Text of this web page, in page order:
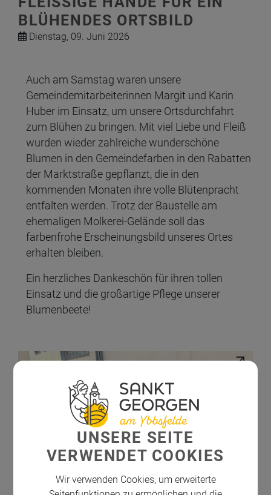
LÜHENDES ORTSBILD
Dienstag, 09. Juni 2026
Auch am Samstag waren unsere
Gemeindemitarbeiterinnen Margit und Karin
Huber im Einsatz, um unsere Ortsdurchfahrt
zum Blühen zu bringen. Mit viel Liebe und Fleiß
wurden wieder zahlreiche wunderschöne
Blumen in den Gemeindefarben in den Rabatten
der Marktstraße gepflanzt, die in den
kommenden Monaten ihre volle Blütenpracht
entfalten werden. Trotz der Baustelle am
ehemaligen Molkerei-Gelände soll das
farbenfrohe Erscheinungsbild unseres Ortes
erhalten bleiben.
Ein herzliches Dankeschön für ihren tollen
Einsatz und die großartige Pflege unserer
Blumenbeete!
UNSERE SEITE
VERWENDET COOKIES
Wir verwenden Cookies, um erweiterte